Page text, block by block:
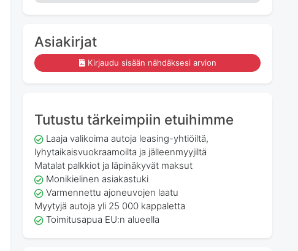
Asiakirjat
Kirjaudu sisään nähdäksesi arvion
Tutustu tärkeimpiin etuihimme
Laaja valikoima autoja leasing-yhtiöiltä,
lyhytaikaisvuokraamoilta ja jälleenmyyjiltä
Matalat palkkiot ja läpinäkyvät maksut
Monikielinen asiakastuki
Varmennettu ajoneuvojen laatu
Myytyjä autoja yli 25 000 kappaletta
Toimitusapua EU:n alueella